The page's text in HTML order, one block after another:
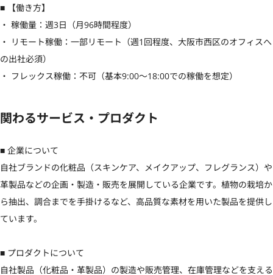
■ 【働き方】
・ 稼働量：週3日（月96時間程度）
・ リモート稼働：一部リモート（週1回程度、大阪市西区のオフィスへ
の出社必須）
・ フレックス稼働：不可（基本9:00〜18:00での稼働を想定）
関わるサービス・プロダクト
■ 企業について
自社ブランドの化粧品（スキンケア、メイクアップ、フレグランス）や
革製品などの企画・製造・販売を展開している企業です。植物の栽培か
ら抽出、調合までを手掛けるなど、高品質な素材を用いた製品を提供し
ています。
■ プロダクトについて
自社製品（化粧品・革製品）の製造や販売管理、在庫管理などを支える